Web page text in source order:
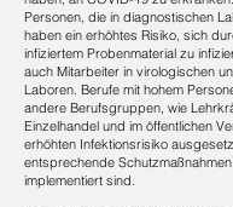
Personen, die in diagnostischen
haben ein erhöhtes Risiko, sich
infiziertem Probenmaterial zu
auch Mitarbeiter in virologischen
Laboren. Berufe mit hohem
andere Berufsgruppen, wie
Einzelhandel und im öffentlichen
erhöhten Infektionsrisiko
entsprechende
implementiert sind.